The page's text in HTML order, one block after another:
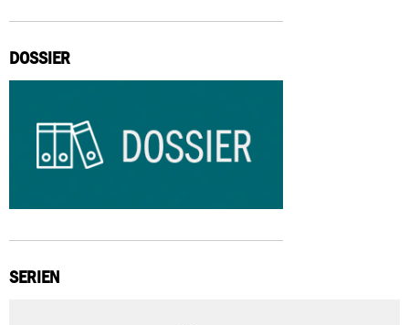
DOSSIER
SERIEN